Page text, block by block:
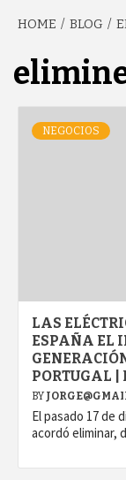
HOME BLOG
NEGOCIOS
LAS
ESPAÑA EL
PORTUGAL |
BY
El pasado 17 de
acordó eliminar,